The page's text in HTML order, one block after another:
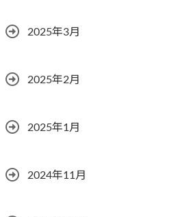
2025年3月
2025年2月
2025年1月
2024年11月